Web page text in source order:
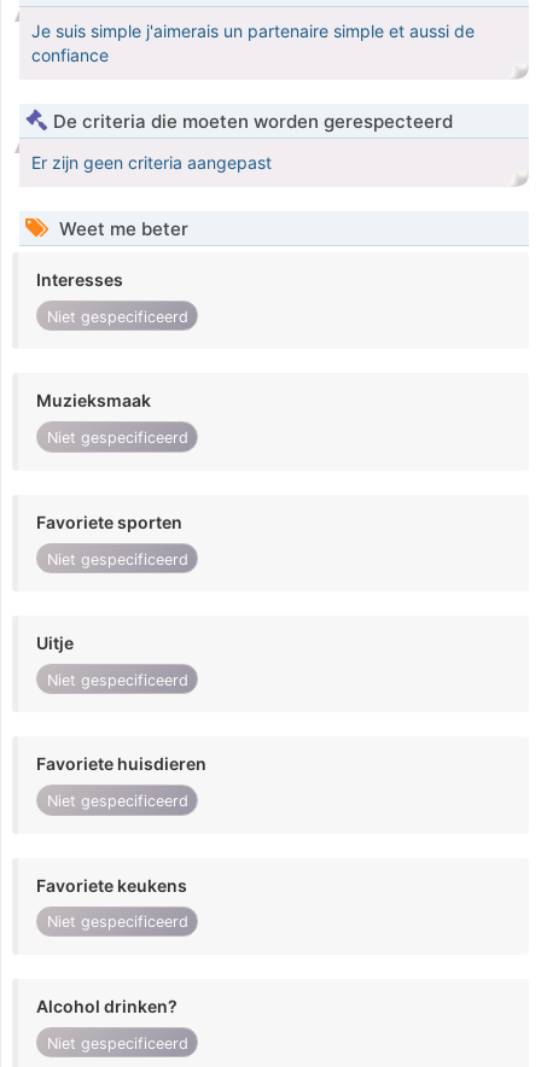
Je suis simple j'aimerais un partenaire simple et aussi de
confiance
De criteria die moeten worden gerespecteerd
Er zijn geen criteria aangepast
Weet me beter
Interesses
Niet gespecificeerd
Muzieksmaak
Niet gespecificeerd
Favoriete sporten
Niet gespecificeerd
Uitje
Niet gespecificeerd
Favoriete huisdieren
Niet gespecificeerd
Favoriete keukens
Niet gespecificeerd
Alcohol drinken?
Niet gespecificeerd